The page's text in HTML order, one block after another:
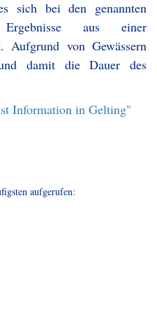
sich bei den genannten
Ergebnisse aus einer
Aufgrund von Gewässern
damit die Dauer des
Information in Gelting"
aufgerufen: